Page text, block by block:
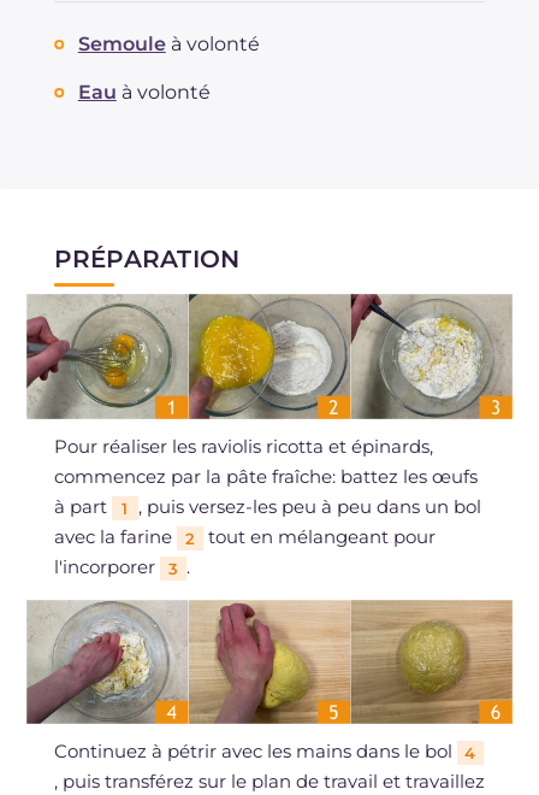
Semoule à volonté
Eau à volonté
PRÉPARATION
Pour réaliser les raviolis ricotta et épinards,
commencez par la pâte fraîche: battez les œufs
à part
1
, puis versez-les peu à peu dans un bol
avec la farine
2
tout en mélangeant pour
l'incorporer
3 .
Continuez à pétrir avec les mains dans le bol 4
, puis transférez sur le plan de travail et travaillez